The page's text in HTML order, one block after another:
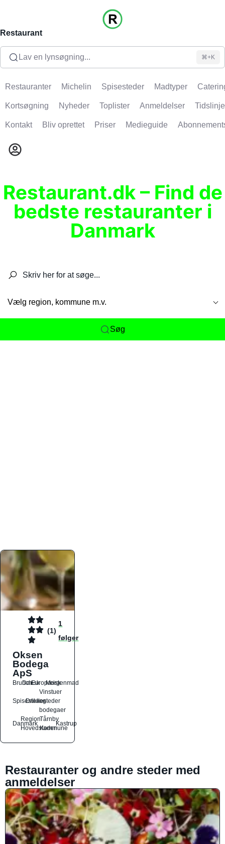
Restaurant
Lav en lynsøgning... ⌘+K
Restauranter Michelin Spisesteder Madtyper
Kortsøgning Nyheder Toplister Anmeldelser Tidslinje
Kontakt Bliv oprettet Priser Medieguide
Restaurant.dk – Find de
bedste restauranter i
Danmark
Vælg region, kommune m.v.
Søg
(1)
1
følger
Oksen
Bodega
ApS
Brunch
DanskEuropæiskMorgenmad
Spisesteder
Drikkesteder
Vinstuer
og
bodegaer
Danmark
Region
Hovedstaden
Tårnby
Kommune
Kastrup
Restauranter og andre steder med
anmeldelser